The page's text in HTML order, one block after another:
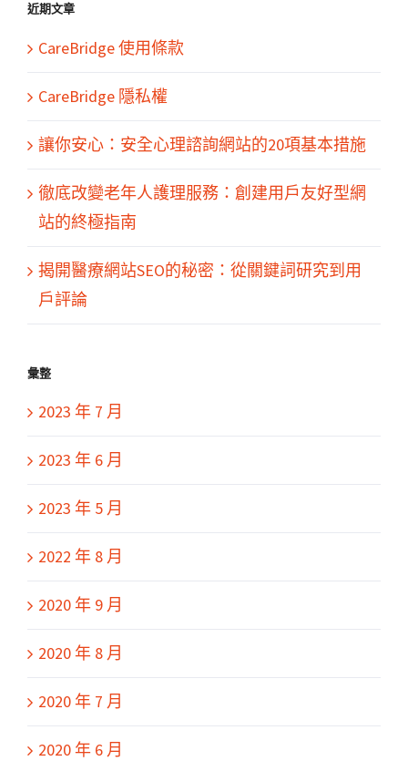
果：
近期文章
CareBridge 使用條款
CareBridge 隱私權
讓你安心：安全心理諮詢網站的20項基本措施
徹底改變老年人護理服務：創建用戶友好型網
站的終極指南
揭開醫療網站SEO的秘密：從關鍵詞研究到用
戶評論
彙整
2023 年 7 月
2023 年 6 月
2023 年 5 月
2022 年 8 月
2020 年 9 月
2020 年 8 月
2020 年 7 月
2020 年 6 月